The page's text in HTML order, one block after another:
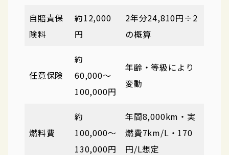
自賠責保
険料
約12,000
円
2年分24,810円÷2
の概算
任意保険
約
60,000〜
100,000円
年齢・等級により
変動
燃料費
約
100,000〜
130,000円
年間8,000km・実
燃費7km/L・170
円/L想定